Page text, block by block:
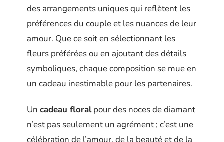
des arrangements uniques qui reflètent les
préférences du couple et les nuances de leur
amour. Que ce soit en sélectionnant les
fleurs préférées ou en ajoutant des détails
symboliques, chaque composition se mue en
un cadeau inestimable pour les partenaires.
Un cadeau floralpour des noces de diamant
n’est pas seulement un agrément ; c’est une